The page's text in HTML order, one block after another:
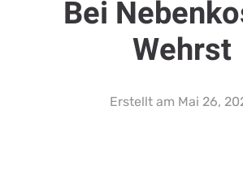
Bei
Wehrst
Erstellt am Mai 26,